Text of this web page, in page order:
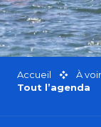
Accueil À
Tout l’agenda